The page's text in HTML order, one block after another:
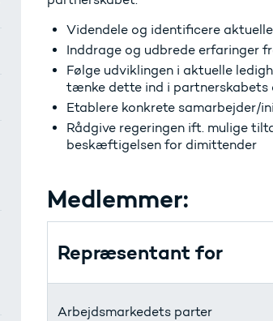
Videndele og identificere
Inddrage og udbrede erfaringer
Følge udviklingen i aktuelle
tænke dette ind i partnerskabets
Etablere konkrete samarbejder/
Rådgive regeringen ift. mulige
beskæftigelsen for dimittender
Medlemmer:
Repræsentant for
Arbejdsmarkedets parter